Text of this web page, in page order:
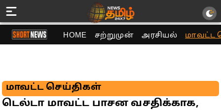
HOME சற்றுமுன் அரசியல் மாவட்ட
மாவட்ட செய்திகள்
டெல்டா மாவட்ட பாசன வசதிக்காக,